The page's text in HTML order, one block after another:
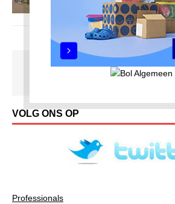
VOLG ONS OP
Professionals